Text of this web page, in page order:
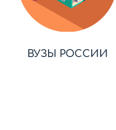
ВУЗЫ РОССИИ